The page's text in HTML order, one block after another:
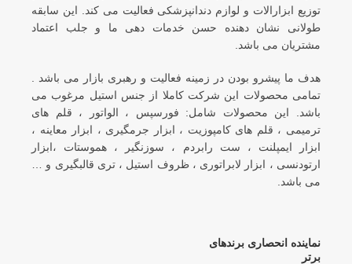
توزیع ابزارالات و لوازم دندانپزشکی فعالیت می کند. این سابقه
طولانی نشان دهنده حسن خدمات دهی ما و جلب اعتماد
مشتریان می باشد.
هدف ما پیشرو بودن در زمینه فعالیت و رهبری بازار می باشد .
تمامی محصولات این شرکت کاملا از جنس استیل مرغوب می
باشد. این محصولات شامل: فورسپس ، الواتور ، قلم های
ترمیمی ، قلم های کامپوزیت ، ابزار جرمگیری ، ابزار معاینه ،
ابزار ایمپلنت ، ست رابردم ، سوزنگیر ، هموستات ،ابزار
ارتودنسی ، ابزار لابراتوری ، ظروف استیل ، تری قالبگیری و …
می باشد.
نماینده انحصاری برندهای
برتر